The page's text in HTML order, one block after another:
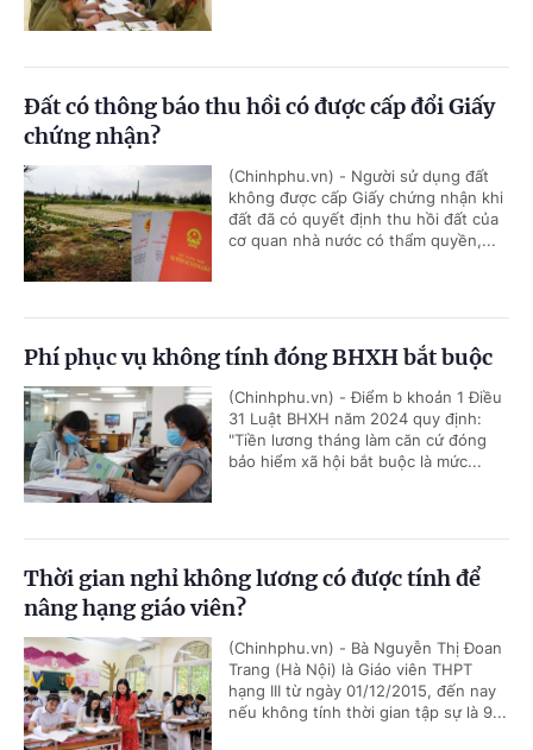
Đất có thông báo thu hồi có được cấp đổi Giấy
chứng nhận?
(Chinhphu.vn) - Người sử dụng đất
không được cấp Giấy chứng nhận khi
đất đã có quyết định thu hồi đất của
cơ quan nhà nước có thẩm quyền,...
Phí phục vụ không tính đóng BHXH bắt buộc
(Chinhphu.vn) - Điểm b khoản 1 Điều
31 Luật BHXH năm 2024 quy định:
"Tiền lương tháng làm căn cứ đóng
bảo hiểm xã hội bắt buộc là mức...
Thời gian nghỉ không lương có được tính để
nâng hạng giáo viên?
(Chinhphu.vn) - Bà Nguyễn Thị Đoan
Trang (Hà Nội) là Giáo viên THPT
hạng III từ ngày 01/12/2015, đến nay
nếu không tính thời gian tập sự là 9...